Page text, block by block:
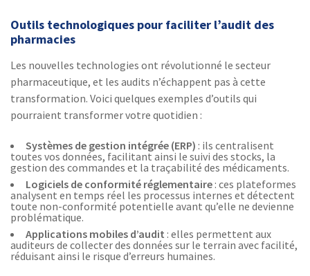
Outils technologiques pour faciliter l’audit des
pharmacies
Les nouvelles technologies ont révolutionné le secteur
pharmaceutique, et les audits n’échappent pas à cette
transformation. Voici quelques exemples d’outils qui
pourraient transformer votre quotidien :
Systèmes de gestion intégrée (ERP) : ils centralisent
toutes vos données, facilitant ainsi le suivi des stocks, la
gestion des commandes et la traçabilité des médicaments.
Logiciels de conformité réglementaire : ces plateformes
analysent en temps réel les processus internes et détectent
toute non-conformité potentielle avant qu’elle ne devienne
problématique.
Applications mobiles d’audit : elles permettent aux
auditeurs de collecter des données sur le terrain avec facilité,
réduisant ainsi le risque d’erreurs humaines.